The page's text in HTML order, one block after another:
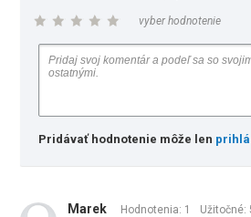
vyber hodnotenie
Pridávať hodnotenie môže len
Marek Hodnotenia: 1 Užitočné: